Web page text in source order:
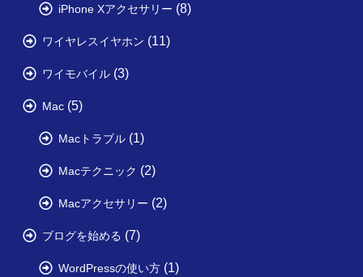
iPhone Xアクセサリー (8)
ワイヤレスイヤホン (11)
ワイモバイル (3)
Mac (5)
Macトラブル (1)
Macテクニック (2)
Macアクセサリー (2)
ブログを始める (7)
WordPressの使い方 (1)